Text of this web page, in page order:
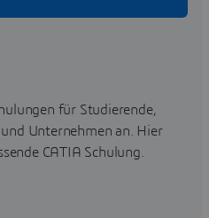
für Studierende,
Unternehmen an. Hier
CATIA Schulung.